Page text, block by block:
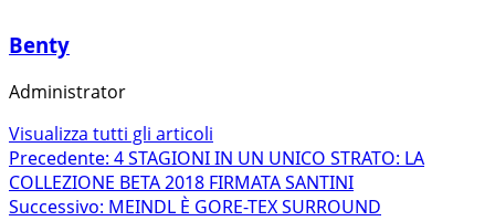
Benty
Administrator
Visualizza tutti gli articoli
Navigazione
articolo
Precedente: 4 STAGIONI IN UN UNICO STRATO: LA
COLLEZIONE BETA 2018 FIRMATA SANTINI
Successivo: MEINDL È GORE-TEX SURROUND